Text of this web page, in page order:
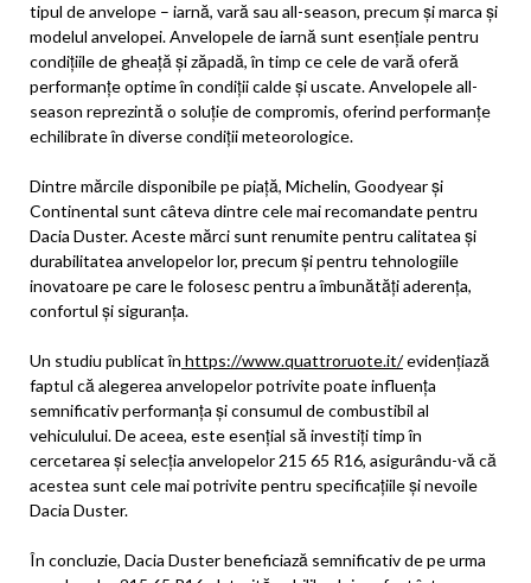
tipul de anvelope – iarnă, vară sau all-season, precum și marca și
modelul anvelopei. Anvelopele de iarnă sunt esențiale pentru
condițiile de gheață și zăpadă, în timp ce cele de vară oferă
performanțe optime în condiții calde și uscate. Anvelopele all-
season reprezintă o soluție de compromis, oferind performanțe
echilibrate în diverse condiții meteorologice.
Dintre mărcile disponibile pe piață, Michelin, Goodyear și
Continental sunt câteva dintre cele mai recomandate pentru
Dacia Duster. Aceste mărci sunt renumite pentru calitatea și
durabilitatea anvelopelor lor, precum și pentru tehnologiile
inovatoare pe care le folosesc pentru a îmbunătăți aderența,
confortul și siguranța.
Un studiu publicat în https://www.quattroruote.it/evidențiază
faptul că alegerea anvelopelor potrivite poate influența
semnificativ performanța și consumul de combustibil al
vehiculului. De aceea, este esențial să investiți timp în
cercetarea și selecția anvelopelor 215 65 R16, asigurându-vă că
acestea sunt cele mai potrivite pentru specificațiile și nevoile
Dacia Duster.
În concluzie, Dacia Duster beneficiază semnificativ de pe urma